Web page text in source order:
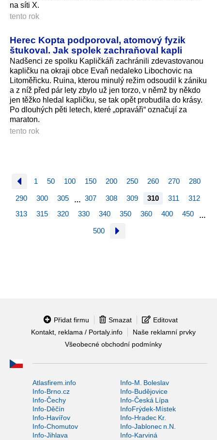
na síti X.
tento rok
Herec Kopta podporoval, atomový fyzik
štukoval. Jak spolek zachraňoval kapli
Nadšenci ze spolku Kapličkáři zachránili zdevastovanou
kapličku na okraji obce Evaň nedaleko Libochovic na
Litoměřicku. Ruina, kterou minulý režim odsoudil k zániku
a z níž před pár lety zbylo už jen torzo, v němž by někdo
jen těžko hledal kapličku, se tak opět probudila do krásy.
Po dlouhých pěti letech, které „opraváři“ označují za
maraton.
tento rok
1 50 100 150 200 250 260 270 280
290 300 305 … 307 308 309 310 311
312
313
315 320 330 340 350 360 400 450 …
500
Přidat firmu Smazat
Editovat
Kontakt, reklama / Portaly.info
Naše reklamní prvky
Všeobecné obchodní podmínky
Atlasfirem.info
Info-M. Boleslav
Info-Brno.cz
Info-Budějovice
Info-Čechy
Info-Česká Lípa
Info-Děčín
InfoFrýdek-Místek
Info-Havířov
Info-Hradec Kr.
Info-Chomutov
Info-Jablonec n.N.
Info-Jihlava
Info-Karviná